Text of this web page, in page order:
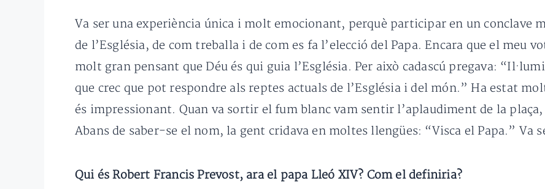
Va ser una experiència única i molt emocionant, perquè participar en un conclave
de l’Església, de com treballa i de com es fa l’elecció del Papa. Encara que el meu
molt gran pensant que Déu és qui guia l’Església. Per això cadascú pregava:
que crec que pot respondre als reptes actuals de l’Església i del món.” Ha estat
és impressionant. Quan va sortir el fum blanc vam sentir l’aplaudiment de la
Abans de saber-se el nom, la gent cridava en moltes llengües: “Visca el Papa.” Va
Qui és Robert Francis Prevost, ara el papa Lleó XIV? Com el definiria?